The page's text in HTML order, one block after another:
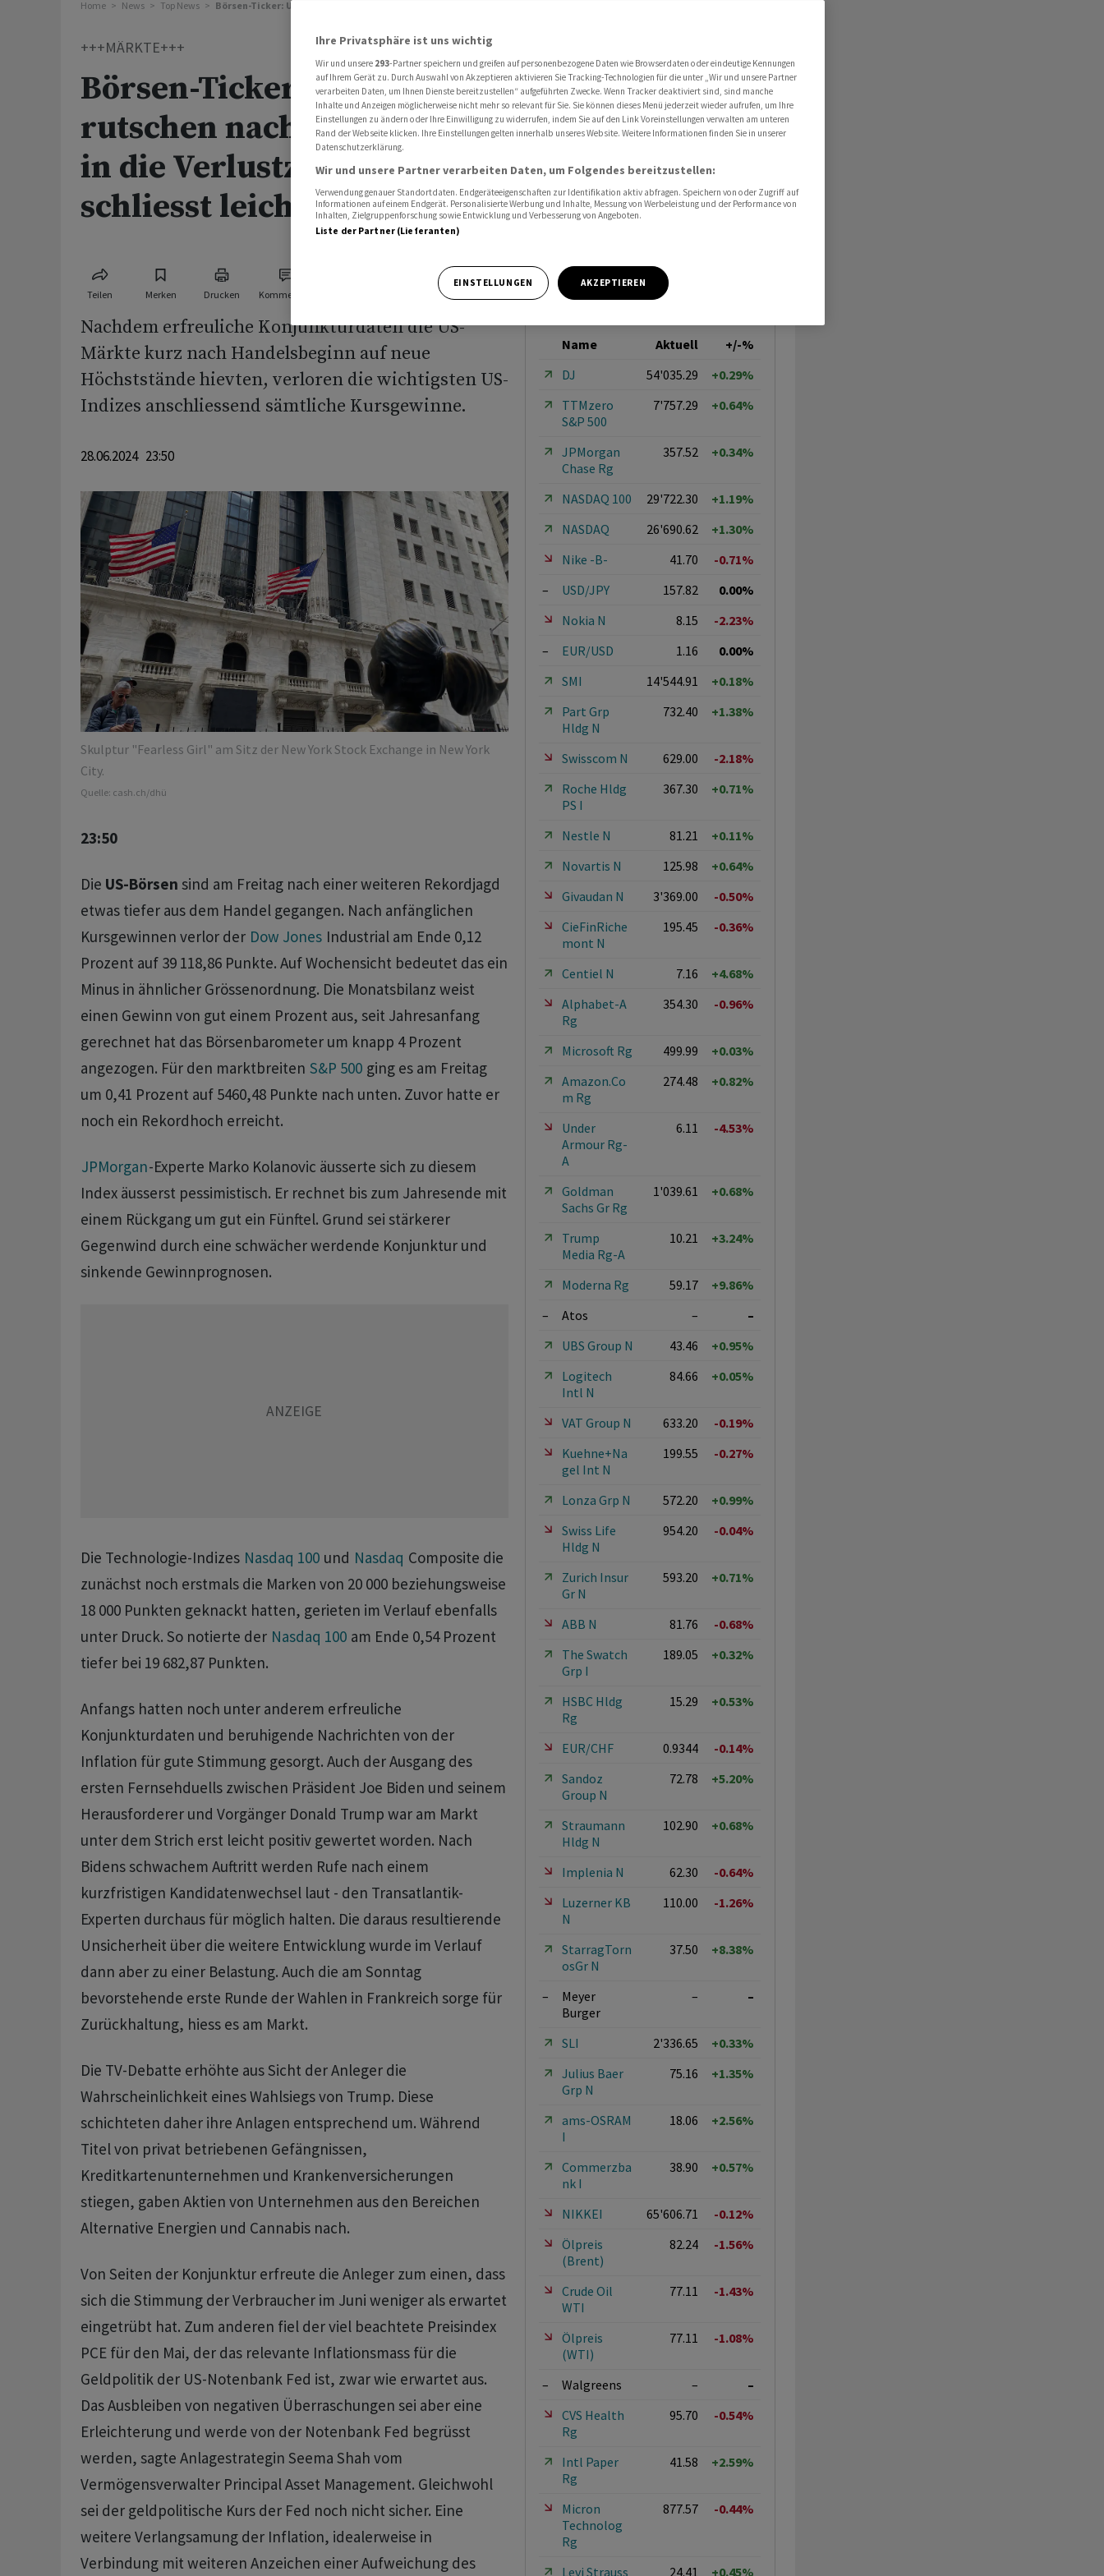
Home News Top News Börsen-Ticker: US-Börsen rutschen nach Rekordhoch in die Verlustzone - SMI schliesst leicht im Minus
+++MÄRKTE+++
Börsen-Ticker: US-Börsen
rutschen nach Rekordhoch
in die Verlustzone - SMI
schliesst leicht im Minus
Teilen Merken Drucken Kommentare
Nachdem erfreuliche Konjunkturdaten die US-
Märkte kurz nach Handelsbeginn auf neue
Höchststände hievten, verloren die wichtigsten US-
Indizes anschliessend sämtliche Kursgewinne.
28.06.2024 23:50
Skulptur "Fearless Girl" am Sitz der New York Stock Exchange in New York
City.
Quelle: cash.ch/dhü
23:50
Die US-Börsen sind am Freitag nach einer weiteren Rekordjagd
etwas tiefer aus dem Handel gegangen. Nach anfänglichen
Kursgewinnen verlor der Dow Jones Industrial am Ende 0,12
Prozent auf 39 118,86 Punkte. Auf Wochensicht bedeutet das ein
Minus in ähnlicher Grössenordnung. Die Monatsbilanz weist
einen Gewinn von gut einem Prozent aus, seit Jahresanfang
gerechnet hat das Börsenbarometer um knapp 4 Prozent
angezogen. Für den marktbreiten S&P 500 ging es am Freitag
um 0,41 Prozent auf 5460,48 Punkte nach unten. Zuvor hatte er
noch ein Rekordhoch erreicht.
JPMorgan-Experte Marko Kolanovic äusserte sich zu diesem
Index äusserst pessimistisch. Er rechnet bis zum Jahresende mit
einem Rückgang um gut ein Fünftel. Grund sei stärkerer
Gegenwind durch eine schwächer werdende Konjunktur und
sinkende Gewinnprognosen.
Die Technologie-Indizes Nasdaq 100 und Nasdaq Composite die
zunächst noch erstmals die Marken von 20 000 beziehungsweise
18 000 Punkten geknackt hatten, gerieten im Verlauf ebenfalls
unter Druck. So notierte der Nasdaq 100 am Ende 0,54 Prozent
tiefer bei 19 682,87 Punkten.
Anfangs hatten noch unter anderem erfreuliche
Konjunkturdaten und beruhigende Nachrichten von der
Inflation für gute Stimmung gesorgt. Auch der Ausgang des
ersten Fernsehduells zwischen Präsident Joe Biden und seinem
Herausforderer und Vorgänger Donald Trump war am Markt
unter dem Strich erst leicht positiv gewertet worden. Nach
Bidens schwachem Auftritt werden Rufe nach einem
kurzfristigen Kandidatenwechsel laut - den Transatlantik-
Experten durchaus für möglich halten. Die daraus resultierende
Unsicherheit über die weitere Entwicklung wurde im Verlauf
dann aber zu einer Belastung. Auch die am Sonntag
bevorstehende erste Runde der Wahlen in Frankreich sorge für
Zurückhaltung, hiess es am Markt.
Die TV-Debatte erhöhte aus Sicht der Anleger die
Wahrscheinlichkeit eines Wahlsiegs von Trump. Diese
schichteten daher ihre Anlagen entsprechend um. Während
Titel von privat betriebenen Gefängnissen,
Kreditkartenunternehmen und Krankenversicherungen
stiegen, gaben Aktien von Unternehmen aus den Bereichen
Alternative Energien und Cannabis nach.
Von Seiten der Konjunktur erfreute die Anleger zum einen, dass
sich die Stimmung der Verbraucher im Juni weniger als erwartet
eingetrübt hat. Zum anderen fiel der viel beachtete Preisindex
PCE für den Mai, der das relevante Inflationsmass für die
Geldpolitik der US-Notenbank Fed ist, zwar wie erwartet aus.
Das Ausbleiben von negativen Überraschungen sei aber eine
Erleichterung und werde von der Notenbank Fed begrüsst
werden, sagte Anlagestrategin Seema Shah vom
Vermögensverwalter Principal Asset Management. Gleichwohl
sei der geldpolitische Kurs der Fed noch nicht sicher. Eine
weitere Verlangsamung der Inflation, idealerweise in
Verbindung mit weiteren Anzeichen einer Aufweichung des
Name Aktuell
+/-%
DJ
54'035.29
+0.29%
TTMzero
S&P 500
7'757.29 +0.64%
JPMorgan
Chase Rg
357.52 +0.34%
NASDAQ 100 29'722.30
+1.19%
NASDAQ
26'690.62
+1.30%
Nike -B-
41.70
-0.71%
–
USD/JPY 157.82
0.00%
Nokia N
8.15
-2.23%
–
EUR/USD 1.16
0.00%
SMI
14'544.91
+0.18%
Part Grp
Hldg N
732.40 +1.38%
Swisscom N 629.00
-2.18%
Roche Hldg
PS I
367.30 +0.71%
Nestle N 81.21
+0.11%
Novartis N
125.98
+0.64%
Givaudan N
3'369.00
-0.50%
CieFinRiche
mont N
195.45 -0.36%
Centiel N 7.16
+4.68%
Alphabet-A
Rg
354.30 -0.96%
Microsoft Rg 499.99
+0.03%
Amazon.Co
m Rg
274.48 +0.82%
Under
Armour Rg-
A
6.11 -4.53%
Goldman
Sachs Gr Rg
1'039.61 +0.68%
Trump
Media Rg-A
10.21 +3.24%
Moderna Rg 59.17
+9.86%
–
Atos –
–
UBS Group N
43.46
+0.95%
Logitech
Intl N
84.66 +0.05%
VAT Group N 633.20
-0.19%
Kuehne+Na
gel Int N
199.55 -0.27%
Lonza Grp N 572.20
+0.99%
Swiss Life
Hldg N
954.20 -0.04%
Zurich Insur
Gr N
593.20 +0.71%
ABB N 81.76
-0.68%
The Swatch
Grp I
189.05 +0.32%
HSBC Hldg
Rg
15.29 +0.53%
EUR/CHF 0.9344
-0.14%
Sandoz
Group N
72.78 +5.20%
Straumann
Hldg N
102.90 +0.68%
Implenia N 62.30
-0.64%
Luzerner KB
N
110.00 -1.26%
StarragTorn
osGr N
37.50 +8.38%
–
Meyer
Burger
– –
SLI 2'336.65
+0.33%
Julius Baer
Grp N
75.16 +1.35%
ams-OSRAM
I
18.06 +2.56%
Commerzba
nk I
38.90 +0.57%
NIKKEI 65'606.71
-0.12%
Ölpreis
(Brent)
82.24 -1.56%
Crude Oil
WTI
77.11 -1.43%
Ölpreis
(WTI)
77.11 -1.08%
– Walgreens –
–
CVS Health
Rg
95.70 -0.54%
Intl Paper
Rg
41.58 +2.59%
Micron
Technolog
Rg
877.57 -0.44%
Levi Strauss 24.41 +0.45%
Ihre Privatsphäre ist uns wichtig
Wir und unsere 293-Partner speichern und greifen auf personenbezogene Daten wie Browserdaten oder eindeutige Kennungen
auf Ihrem Gerät zu. Durch Auswahl von Akzeptieren aktivieren Sie Tracking-Technologien für die unter „Wir und unsere Partner
verarbeiten Daten, um Ihnen Dienste bereitzustellen“ aufgeführten Zwecke. Wenn Tracker deaktiviert sind, sind manche
Inhalte und Anzeigen möglicherweise nicht mehr so relevant für Sie. Sie können dieses Menü jederzeit wieder aufrufen, um Ihre
Einstellungen zu ändern oder Ihre Einwilligung zu widerrufen, indem Sie auf den Link Voreinstellungen verwalten am unteren
Rand der Webseite klicken. Ihre Einstellungen gelten innerhalb unseres Website. Weitere Informationen finden Sie in unserer
Datenschutzerklärung.
Wir und unsere Partner verarbeiten Daten, um Folgendes bereitzustellen:
Verwendung genauer Standortdaten. Endgeräteeigenschaften zur Identifikation aktiv abfragen. Speichern von oder Zugriff auf
Informationen auf einem Endgerät. Personalisierte Werbung und Inhalte, Messung von Werbeleistung und der Performance von
Inhalten, Zielgruppenforschung sowie Entwicklung und Verbesserung von Angeboten.
Liste der Partner (Lieferanten)
EINSTELLUNGEN AKZEPTIEREN